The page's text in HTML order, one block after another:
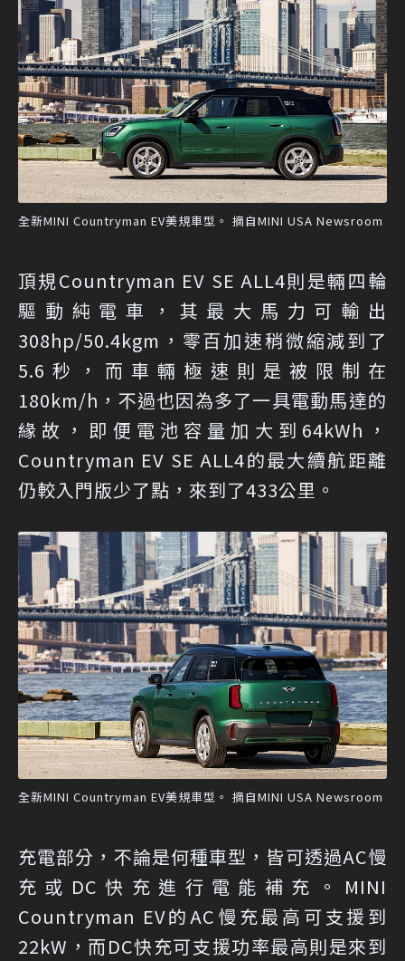
全新MINI Countryman EV美規車型。 摘自MINI USA Newsroom
頂規Countryman EV SE ALL4則是輛四輪
驅動純電車，其最大馬力可輸出
308hp/50.4kgm，零百加速稍微縮減到了
5.6秒，而車輛極速則是被限制在
180km/h，不過也因為多了一具電動馬達的
緣故，即便電池容量加大到64kWh，
Countryman EV SE ALL4的最大續航距離
仍較入門版少了點，來到了433公里。
全新MINI Countryman EV美規車型。 摘自MINI USA Newsroom
充電部分，不論是何種車型，皆可透過AC慢
充或DC快充進行電能補充。MINI
Countryman EV的AC慢充最高可支援到
22kW，而DC快充可支援功率最高則是來到